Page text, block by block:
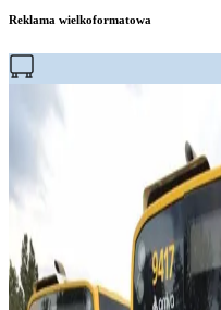
Reklama wielkoformatowa